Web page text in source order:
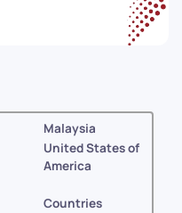
Malaysia
United States of
America
Countries